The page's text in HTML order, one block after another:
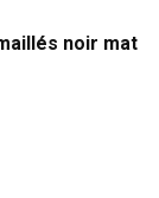
noir mat